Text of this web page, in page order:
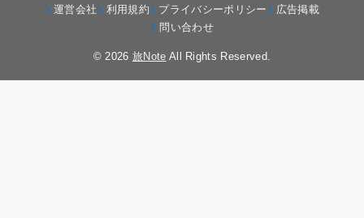
運営会社 利用規約 プライバシーポリシー
広告掲載
問い合わせ
© 2026 旅Note All Rights Reserved.